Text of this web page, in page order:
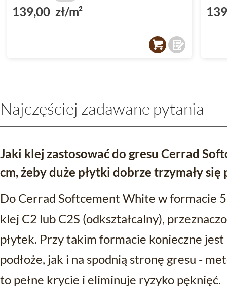
139,00 zł/m²
Najczęściej zadawane pytania
Jaki klej zastosować do gresu Cerrad
cm, żeby duże płytki dobrze trzymały się
Do Cerrad Softcement White w formacie
klej C2 lub C2S (odkształcalny),
płytek. Przy takim formacie konieczne
podłoże, jak i na spodnią stronę gresu -
to pełne krycie i eliminuje ryzyko pęknięć.